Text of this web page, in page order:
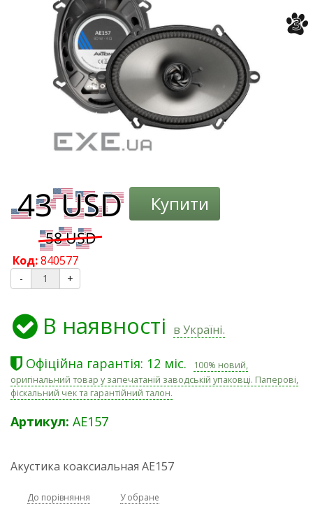
3
Купити
Код:840577
- +
В наявності в Україні.
Офіційна гарантія: 12 міс.
100% новий,
оригінальний товар у запечатаній заводській упаковці. Паперові,
фіскальний чек та гарантійний талон.
Артикул: AE157
Акустика коаксиальная AE157
До порівняння У обране